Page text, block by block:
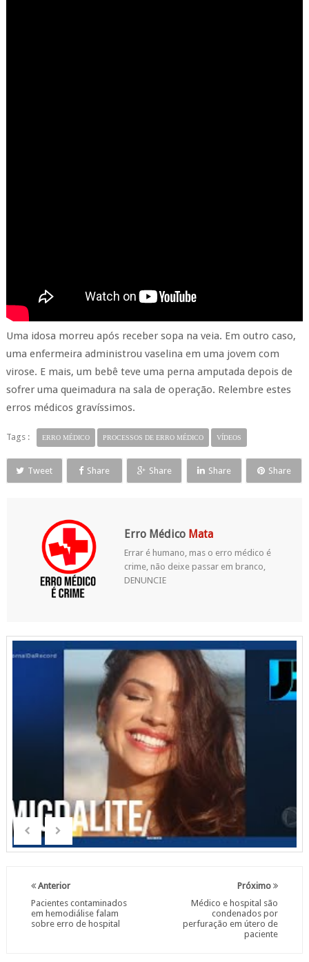
Uma idosa morreu após receber sopa na veia. Em outro caso,
uma enfermeira administrou vaselina em uma jovem com
virose. E mais, um bebê teve uma perna amputada depois de
sofrer uma queimadura na sala de operação. Relembre estes
erros médicos gravíssimos.
Tags : ERRO MÉDICO PROCESSOS DE ERRO MÉDICO VÍDEOS
Tweet Share Share Share Share
Erro Médico Mata
Errar é humano, mas o erro médico é
crime, não deixe passar em branco,
DENUNCIE
Próximo
Médico e hospital são
condenados por
perfuração em útero de
paciente
Anterior
Pacientes contaminados
em hemodiálise falam
sobre erro de hospital